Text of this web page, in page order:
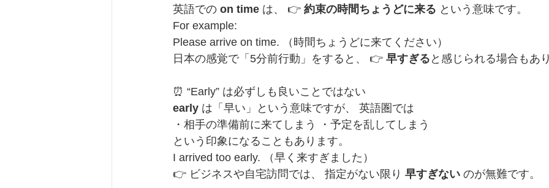
英語での on time は、 👉 約束の時間ちょうどに来る という意味です。
For example:
Please arrive on time. （時間ちょうどに来てください）
日本の感覚で「5分前行動」をすると、 👉 早すぎる と感じられる場合もあ
⏰ “Early” は必ずしも良いことではない
early は「早い」という意味ですが、 英語圏では
・相手の準備前に来てしまう ・予定を乱してしまう
という印象になることもあります。
I arrived too early. （早く来すぎました）
👉 ビジネスや自宅訪問では、 指定がない限り 早すぎない のが無難です。